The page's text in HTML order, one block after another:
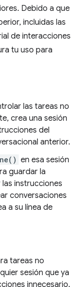
Debido a que
incluidas las
de interacciones
tu uso para
las tareas no
crea una sesión
del
anterior.
en esa sesión
guardar la
instrucciones
conversaciones
a su línea de
tareas no
sesión que ya
innecesario.